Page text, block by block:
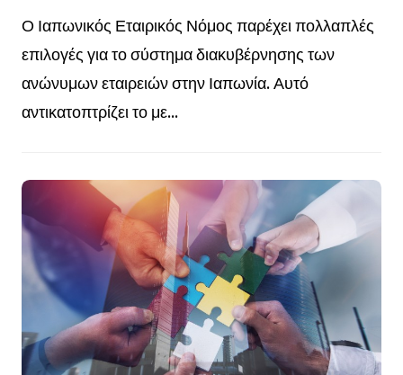
Ο Ιαπωνικός Εταιρικός Νόμος παρέχει πολλαπλές
επιλογές για το σύστημα διακυβέρνησης των
ανώνυμων εταιρειών στην Ιαπωνία. Αυτό
αντικατοπτρίζει το με...